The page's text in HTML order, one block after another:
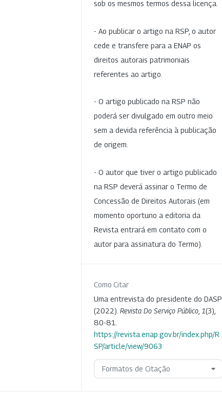
sob os mesmos termos dessa licença.
- Ao publicar o artigo na RSP, o autor
cede e transfere para a ENAP os
direitos autorais patrimoniais
referentes ao artigo.
- O artigo publicado na RSP não
poderá ser divulgado em outro meio
sem a devida referência à publicação
de origem.
- O autor que tiver o artigo publicado
na RSP deverá assinar o Termo de
Concessão de Direitos Autorais (em
momento oportuno a editoria da
Revista entrará em contato com o
autor para assinatura do Termo).
Como Citar
Uma entrevista do presidente do DASP.
(2022). Revista Do Serviço Público 1(3),
80-81.
https://revista.enap.gov.br/index.php/R
SP/article/view/9063
Formatos de Citação